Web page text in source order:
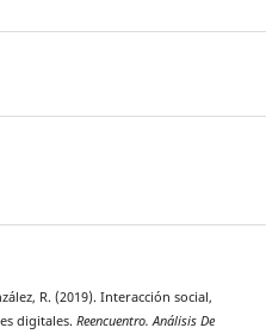
R. (2019). Interacción social,
digitales. Reencuentro. Análisis De